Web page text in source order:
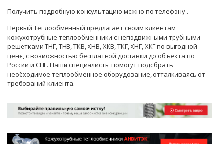
Получить подробную консультацию можно по телефону .
Первый Теплообменный предлагает своим клиентам
кожухотрубные теплообменники с неподвижными трубными
решетками ТНГ, ТНВ, ТКВ, ХНВ, ХКВ, ТКГ, ХНГ, ХКГ по выгодной
цене, с возможностью бесплатной доставки до объекта по
России и СНГ. Наши специалисты помогут подобрать
необходимое теплообменное оборудование, отталкиваясь от
требований клиента.